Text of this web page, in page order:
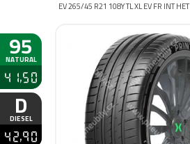
95
NATURAL
41,50
D
DIESEL
42,90
EV 265/45 R21 108Y TL XL EV FR INT HET